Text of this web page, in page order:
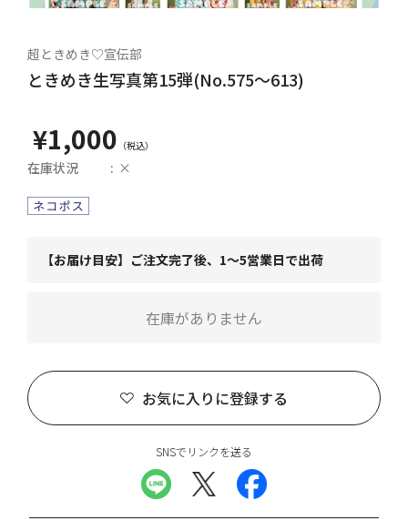
超ときめき♡宣伝部
ときめき生写真第15弾(No.575～613)
¥1,000
在庫状況 ×
【お届け目安】ご注文完了後、1～5営業日で出荷
お気に入りに登録する
在庫がありません
SNSでリンクを送る